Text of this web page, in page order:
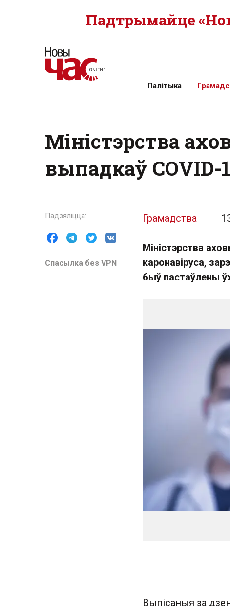
Падтрымайце
Палітыка
Міністэрства
выпадкаў COVID-
Спасылка без VPN
Грамадства
Міністэрства
каронавіруса,
быў пастаўлены
Выпісаныя за